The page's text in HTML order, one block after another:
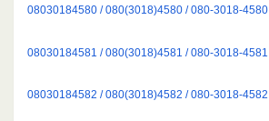
08030184580 / 080(3018)4580 / 080-3018-4580
08030184581 / 080(3018)4581 / 080-3018-4581
08030184582 / 080(3018)4582 / 080-3018-4582